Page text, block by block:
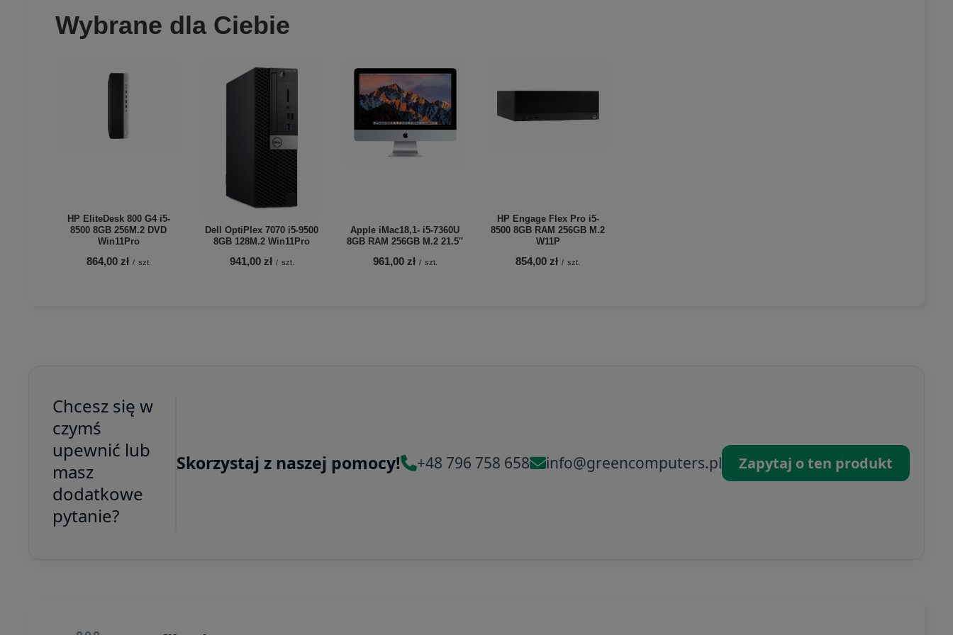
Wybrane dla Ciebie
HP EliteDesk 800 G4 i5-
8500 8GB 256M.2 DVD
Win11Pro
864,00 zł / szt.
Dell OptiPlex 7070 i5-9500
8GB 128M.2 Win11Pro
941,00 zł / szt.
Apple iMac18,1- i5-7360U
8GB RAM 256GB M.2 21.5''
961,00 zł / szt.
HP Engage Flex Pro i5-
8500 8GB RAM 256GB M.2
W11P
854,00 zł / szt.
Chcesz się w
czymś
upewnić lub
masz
dodatkowe
pytanie?
Skorzystaj z naszej pomocy! +48 796 758 658 info@greencomputers.pl Zapytaj o ten produkt